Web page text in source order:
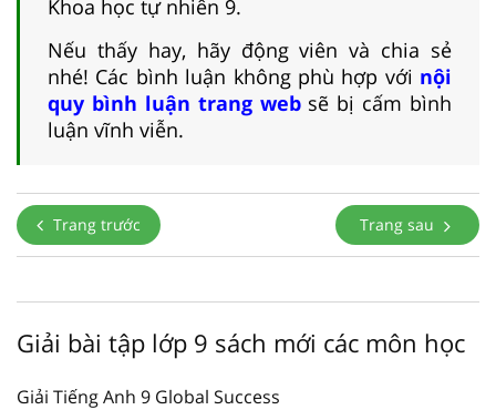
Khoa học tự nhiên 9.
Nếu thấy hay, hãy động viên và chia sẻ
nhé! Các bình luận không phù hợp với nội
quy bình luận trang websẽ bị cấm bình
luận vĩnh viễn.
Trang trước Trang sau
Giải bài tập lớp 9 sách mới các môn học
Giải Tiếng Anh 9 Global Success